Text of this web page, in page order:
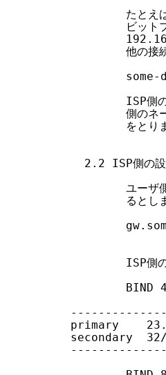
たとえ
ビット
他の接続
some-
ISP側
側のネ
をとりま
2.2 ISP側の
ユーザ
るとしま
ISP側の
BIND 4
primary
secondary